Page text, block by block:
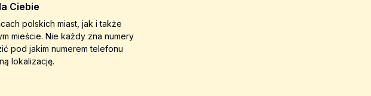
Ciebie
polskich miast, jak i także
mieście. Nie każdy zna numery
pod jakim numerem telefonu
lokalizację.